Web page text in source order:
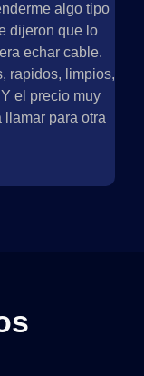
algo tipo
dijeron que lo
echar cable.
rapidos, limpios,
el precio muy
llamar para otra